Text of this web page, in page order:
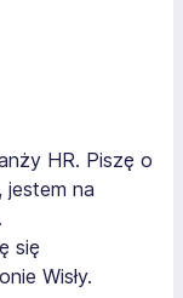
HR. Piszę o
na
się
Wisły.